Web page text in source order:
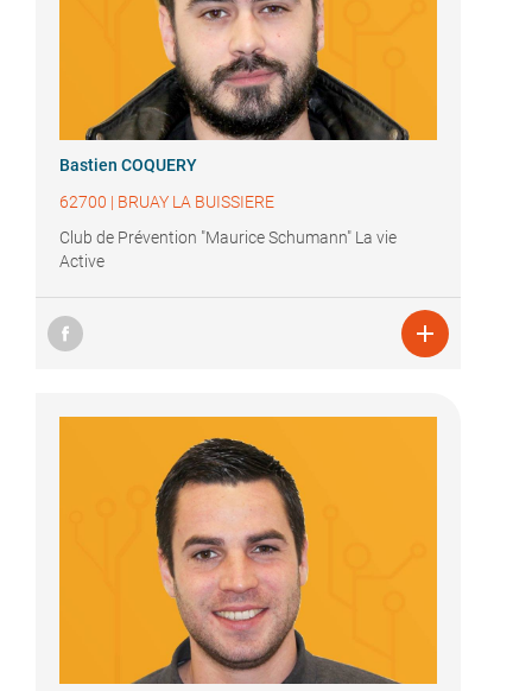
Bastien COQUERY
62700 | BRUAY LA BUISSIERE
Club de Prévention "Maurice Schumann" La vie
Active
